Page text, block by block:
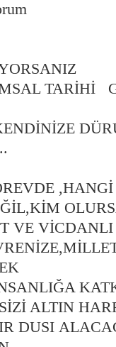
TARİHİ
VE
ALTIN
DUSI